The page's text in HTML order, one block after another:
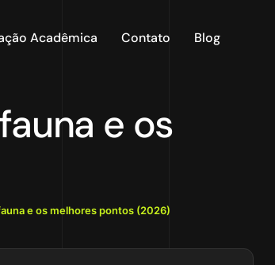
Acadêmica Contato Blog
e os
e os melhores pontos (2026)